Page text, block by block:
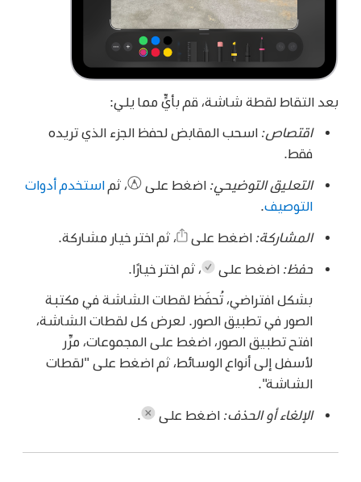
بعد التقاط لقطة شاشة، قم بأيٍّ مما يلي:
اقتصاص:اسحب المقابض لحفظ الجزء الذي تريده
فقط.
التعليق التوضيحي:اضغط على ، ثم استخدم أدوات
التوصيف
المشاركة:اضغط على ،ثم اختر خيار مشاركة.
حفظ:اضغط على ،ثم اختر خيارًا.
بشكل افتراضي، تُحفَظ لقطات الشاشة في مكتبة
الصور في تطبيق الصور. لعرض كل لقطات الشاشة،
افتح تطبيق الصور، اضغط على المجموعات، مرِّر
لأسفل إلى أنواع الوسائط، ثم اضغط على "لقطات
الشاشة".
الإلغاء أو الحذف:اضغط على